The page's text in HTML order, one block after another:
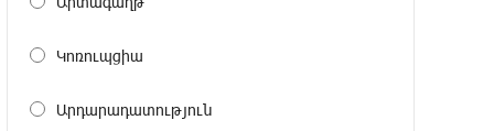
15:07:43 8-08-2026
չստացված դերասանի թատրոն. Աննա
Կոռուպցիա
Արդարադատություն